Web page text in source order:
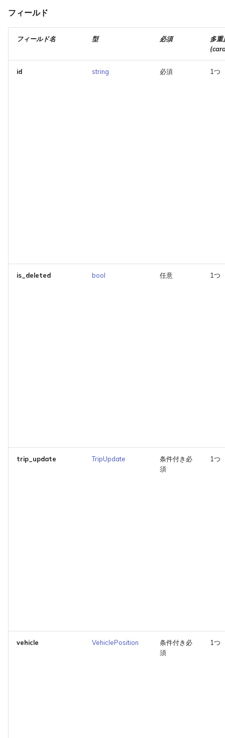
フィールド
フィールド名 型 必須
多重
id string 必須 1つ
is_deleted bool 任意 1つ
trip_update TripUpdate
条件付き必
須
1つ
vehicle VehiclePosition
条件付き必
須
1つ